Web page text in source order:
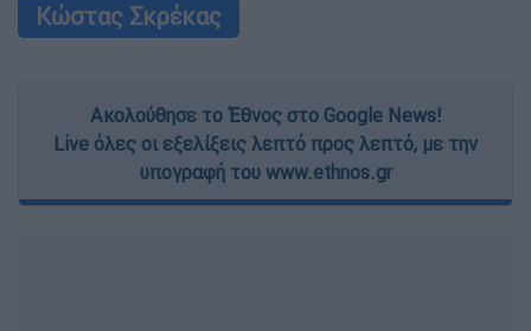
Κώστας Σκρέκας
Ακολούθησε το Έθνος στο Google News!
Live όλες οι εξελίξεις λεπτό προς λεπτό, με την
υπογραφή του www.ethnos.gr